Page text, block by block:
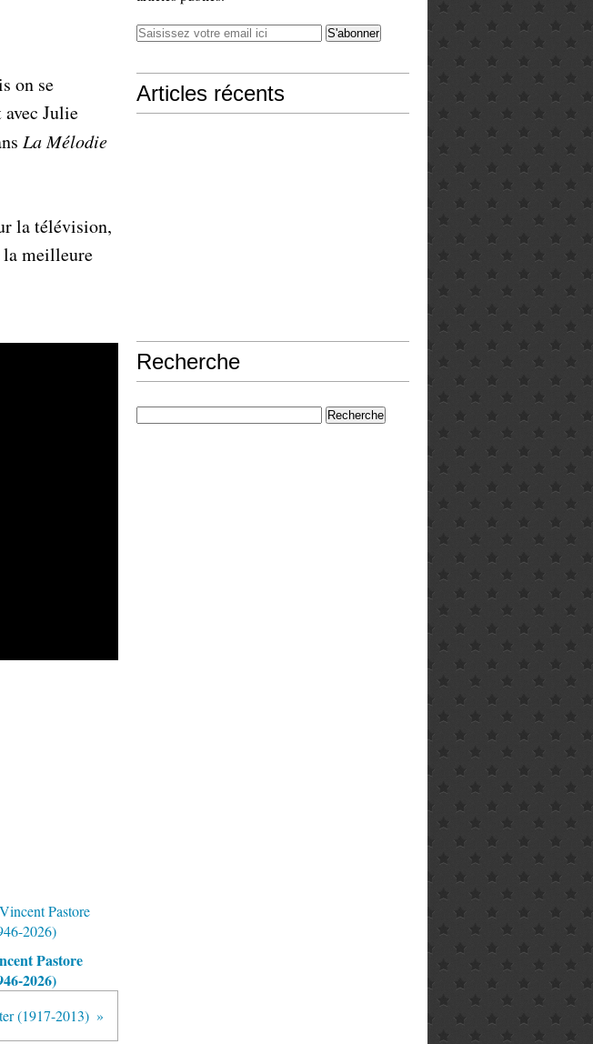
on se
Julie
La Mélodie
la télévision,
la meilleure
Pastore
2026)
(1917-2013)
Articles récents
Recherche